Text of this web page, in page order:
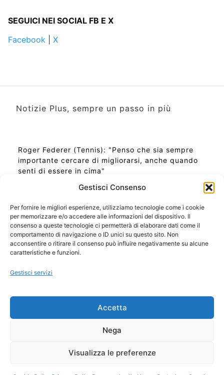
Gestisci Consenso
Per fornire le migliori esperienze, utilizziamo tecnologie come i cookie
per memorizzare e/o accedere alle informazioni del dispositivo. Il
consenso a queste tecnologie ci permetterà di elaborare dati come il
comportamento di navigazione o ID unici su questo sito. Non
acconsentire o ritirare il consenso può influire negativamente su alcune
caratteristiche e funzioni.
Gestisci servizi
Accetta
Nega
Visualizza le preferenze
SEGUICI NEI SOCIAL FB E X
Facebook
X
Notizie Plus, sempre un passo in più
Roger Federer (Tennis): "Penso che sia sempre
importante cercare di migliorarsi, anche quando
senti di essere in cima"
Ora Esatta in Italia in questo momento
Ti Senti Strano Ultimamente? Potrebbe Essere per
la Risonanza di Schumann
Come Sapere Se Stai Ascendendo alla Quinta
Copyright 2026 NotiziePlus.com
📰 Contenuto Umano Verificato
Privacy Coockie
Pubblicità